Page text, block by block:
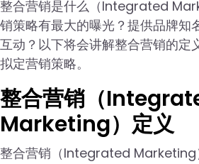
整合营销是什么（Integrated
销策略有最大的曝光？提供品牌知
互动？以下将会讲解整合营销的定
拟定营销策略。
整合营销（
Marketing）定义
整合营销（Integrated Marketing